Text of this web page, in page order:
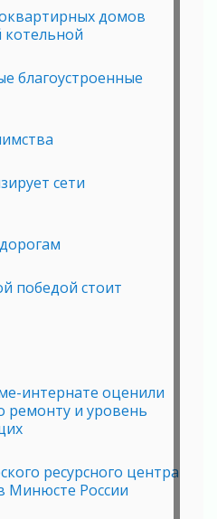
домов
котельной
благоустроенные
сети
победой стоит
интернате оценили
ремонту и уровень
ресурсного центра
Минюсте России